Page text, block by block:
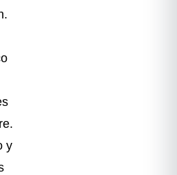
y